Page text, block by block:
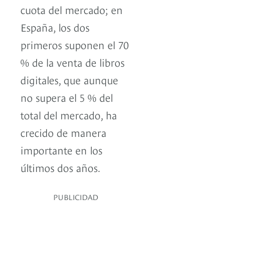
cuota del mercado; en
España, los dos
primeros suponen el 70
% de la venta de libros
digitales, que aunque
no supera el 5 % del
total del mercado, ha
crecido de manera
importante en los
últimos dos años.
PUBLICIDAD